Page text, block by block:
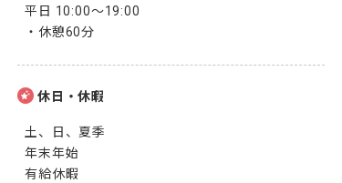
平日 10:00〜19:00
・休憩60分
休日・休暇
土、日、夏季
年末年始
有給休暇